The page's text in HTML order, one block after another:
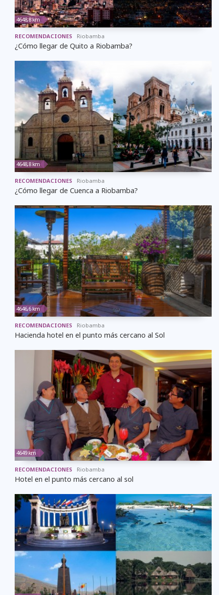
4648,8 km
RECOMENDACIONES Riobamba
¿Cómo llegar de Quito a Riobamba?
4648,8 km
RECOMENDACIONES Riobamba
¿Cómo llegar de Cuenca a Riobamba?
4646,6 km
RECOMENDACIONES Riobamba
Hacienda hotel en el punto más cercano al Sol
4649 km
RECOMENDACIONES Riobamba
Hotel en el punto más cercano al sol